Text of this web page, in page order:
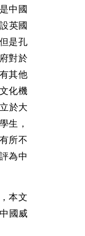
中國
英國
是孔
對於
其他
化機
於大
生，
所不
為中
本文
國威